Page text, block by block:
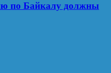
по Байкалу должны